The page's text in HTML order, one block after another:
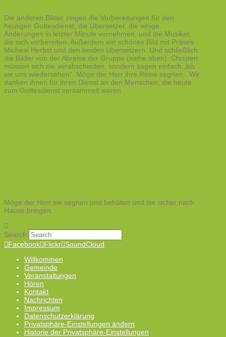
Die anderen Bilder zeigen die Vorbereitungen für den
heutigen Gottesdienst, die Übersetzer, die einige
Änderungen in letzter Minute vornehmen, und die Musiker,
die sich vorbereiten. Außerdem ein schönes Bild mit Präses
Micheal Herbst und den beiden Übersetzern. Und schließlich
die Bilder von der Abreise der Gruppe (siehe oben). Christen
müssen sich nie verabschieden, sondern sagen einfach „bis
wir uns wiedersehen“. Möge der Herr ihre Reise segnen. Wir
danken ihnen für ihren Dienst an den Menschen, die heute
zum Gottesdienst versammelt waren.
Möge der Herr sie segnen und behüten und sie sicher nach
Hause bringen.
Search
Facebook Flickr SoundCloud
Willkommen
Gemeinde
Veranstaltungen
Hören
Kontakt
Nachrichten
Impressum
Datenschutzerklärung
Privatsphäre-Einstellungen ändern
Historie der Privatsphäre-Einstellungen